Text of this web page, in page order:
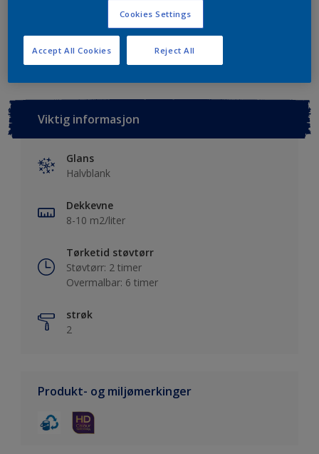
Lagre i dine prosjekter Finn en forhandler
Viktig informasjon
Glans
Halvblank
Dekkevne
8-10 m2/liter
Tørketid støvtørr
Støvtørr: 2 timer
Overmalbar: 6 timer
strøk
2
Produkt- og miljømerkinger
Cookies Settings
Reject All
Accept All Cookies